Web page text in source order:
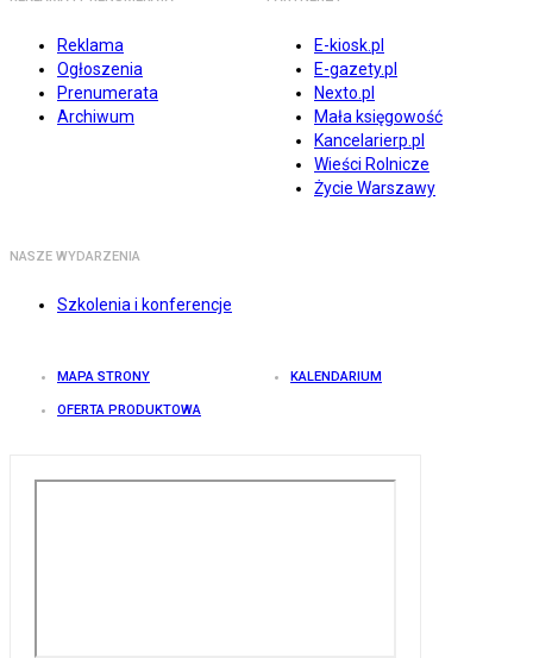
Reklama
Ogłoszenia
Prenumerata
Archiwum
E-kiosk.pl
E-gazety.pl
Nexto.pl
Mała księgowość
Kancelarierp.pl
Wieści Rolnicze
Życie Warszawy
NASZE WYDARZENIA
Szkolenia i konferencje
MAPA STRONY KALENDARIUM
OFERTA PRODUKTOWA